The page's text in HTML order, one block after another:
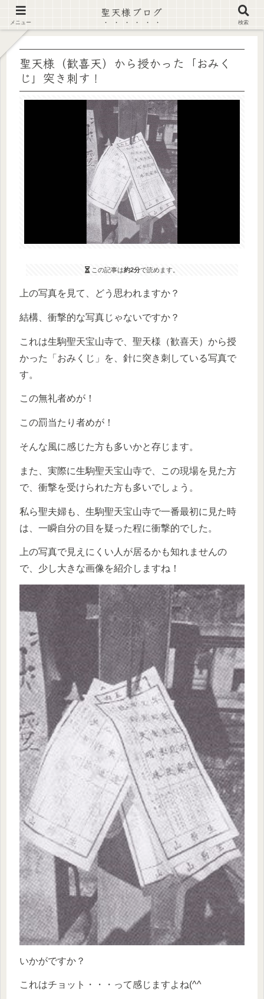
【注意喚起】偽サイト及び偽情報に注意 ▶確認する◀
聖天様（歓喜天）から授かった「おみく
じ」突き刺す！
この記事は約2分で読めます。
上の写真を見て、どう思われますか？
結構、衝撃的な写真じゃないですか？
これは生駒聖天宝山寺で、聖天様（歓喜天）から授
かった「おみくじ」を、針に突き刺している写真で
す。
この無礼者めが！
この罰当たり者めが！
そんな風に感じた方も多いかと存じます。
また、実際に生駒聖天宝山寺で、この現場を見た方
で、衝撃を受けられた方も多いでしょう。
私ら聖夫婦も、生駒聖天宝山寺で一番最初に見た時
は、一瞬自分の目を疑った程に衝撃的でした。
上の写真で見えにくい人が居るかも知れませんの
で、少し大きな画像を紹介しますね！
いかがですか？
これはチョット・・・って感じますよね(^^ゞ
メニュー
聖天様ブログ
検索